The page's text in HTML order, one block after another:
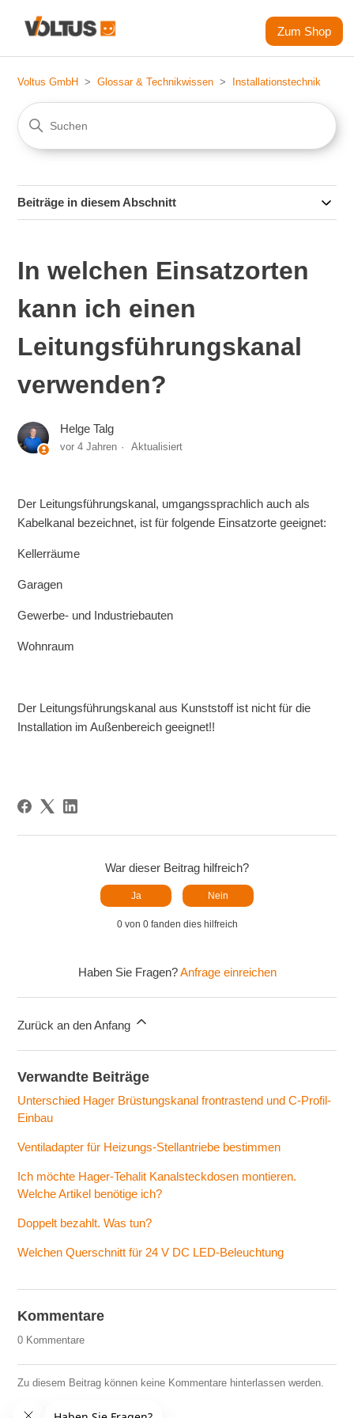
Zum Shop
Voltus GmbH Glossar & Technikwissen Installationstechnik
Beiträge in diesem Abschnitt
In welchen Einsatzorten
kann ich einen
Leitungsführungskanal
verwenden?
Helge Talg
vor 4 Jahren Aktualisiert
Der Leitungsführungskanal, umgangssprachlich auch als
Kabelkanal bezeichnet, ist für folgende Einsatzorte geeignet:
Kellerräume
Garagen
Gewerbe- und Industriebauten
Wohnraum
Der Leitungsführungskanal aus Kunststoff ist nicht für die
Installation im Außenbereich geeignet!!
War dieser Beitrag hilfreich?
Ja Nein
0 von 0 fanden dies hilfreich
Haben Sie Fragen?Anfrage einreichen
Zurück an den Anfang
Verwandte Beiträge
Unterschied Hager Brüstungskanal frontrastend und C-Profil-
Einbau
Ventiladapter für Heizungs-Stellantriebe bestimmen
Ich möchte Hager-Tehalit Kanalsteckdosen montieren.
Welche Artikel benötige ich?
Doppelt bezahlt. Was tun?
Welchen Querschnitt für 24 V DC LED-Beleuchtung
Kommentare
0 Kommentare
Zu diesem Beitrag können keine Kommentare hinterlassen werden.